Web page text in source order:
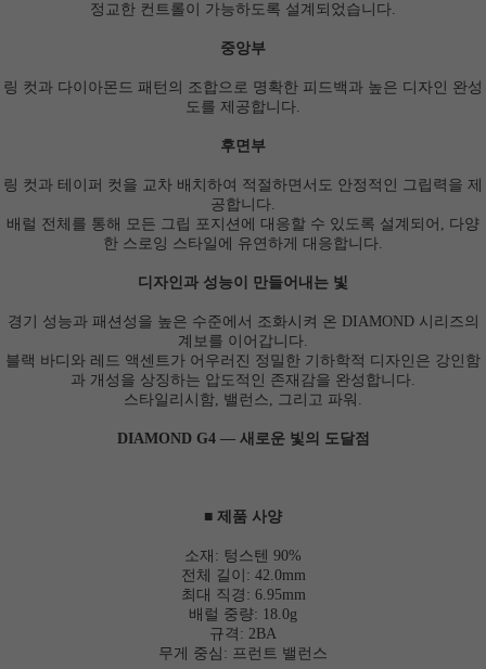
정교한 컨트롤이 가능하도록 설계되었습니다.
중앙부
링 컷과 다이아몬드 패턴의 조합으로 명확한 피드백과 높은 디자인 완성
도를 제공합니다.
후면부
링 컷과 테이퍼 컷을 교차 배치하여 적절하면서도 안정적인 그립력을 제
공합니다.
배럴 전체를 통해 모든 그립 포지션에 대응할 수 있도록 설계되어, 다양
한 스로잉 스타일에 유연하게 대응합니다.
디자인과 성능이 만들어내는 빛
경기 성능과 패션성을 높은 수준에서 조화시켜 온 DIAMOND 시리즈의
계보를 이어갑니다.
블랙 바디와 레드 액센트가 어우러진 정밀한 기하학적 디자인은 강인함
과 개성을 상징하는 압도적인 존재감을 완성합니다.
스타일리시함, 밸런스, 그리고 파워.
DIAMOND G4 ― 새로운 빛의 도달점
■ 제품 사양
소재: 텅스텐 90%
전체 길이: 42.0mm
최대 직경: 6.95mm
배럴 중량: 18.0g
규격: 2BA
무게 중심: 프런트 밸런스